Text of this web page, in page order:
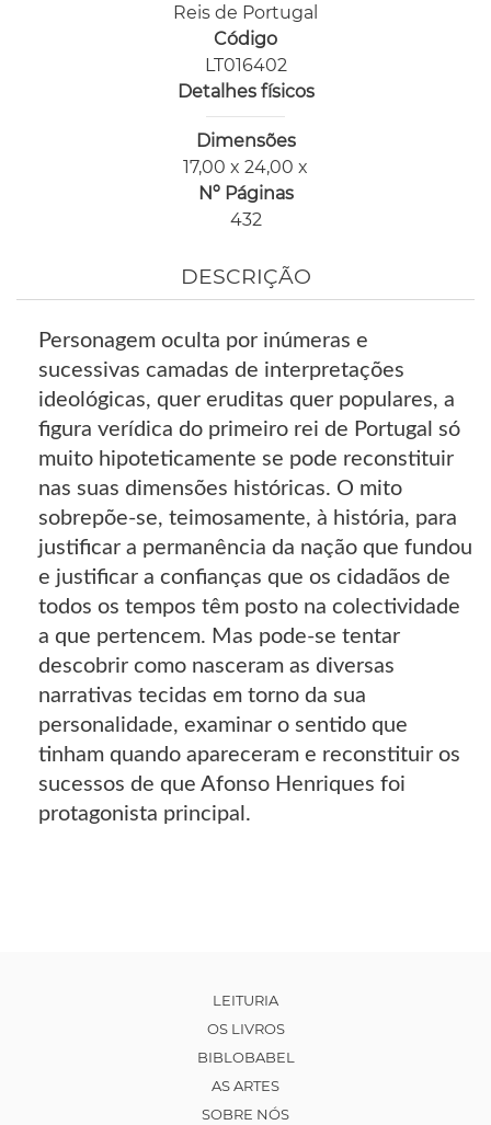
Reis de Portugal
Código
LT016402
Detalhes físicos
Dimensões
17,00 x 24,00 x
Nº Páginas
432
DESCRIÇÃO
Personagem oculta por inúmeras e
sucessivas camadas de interpretações
ideológicas, quer eruditas quer populares, a
figura verídica do primeiro rei de Portugal só
muito hipoteticamente se pode reconstituir
nas suas dimensões históricas. O mito
sobrepõe-se, teimosamente, à história, para
justificar a permanência da nação que fundou
e justificar a confianças que os cidadãos de
todos os tempos têm posto na colectividade
a que pertencem. Mas pode-se tentar
descobrir como nasceram as diversas
narrativas tecidas em torno da sua
personalidade, examinar o sentido que
tinham quando apareceram e reconstituir os
sucessos de que Afonso Henriques foi
protagonista principal.
LEITURIA
OS LIVROS
BIBLOBABEL
AS ARTES
SOBRE NÓS